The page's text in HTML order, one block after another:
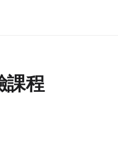
課程